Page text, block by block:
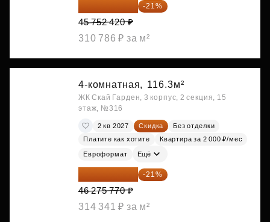
36 144 412 ₽ -21%
45 752 420 ₽
310 786 ₽ за м²
4-комнатная, 116.3м²
ЖК Скай Гарден, 3 корпус, 2 секция, 15
этаж, №316
2 кв 2027 Скидка
Без отделки
Платите как хотите
Квартира за 2 000 ₽/мес
Евроформат Ещё
36 557 858 ₽ -21%
46 275 770 ₽
314 341 ₽ за м²